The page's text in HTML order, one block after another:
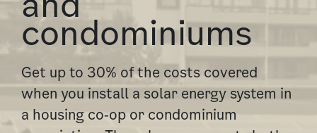
condominiums
Get up to 30% of the costs covered
when you install a solar energy system in
a housing co‑op or condominium